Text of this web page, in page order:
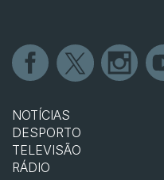
NOTÍCIAS
DESPORTO
TELEVISÃO
RÁDIO